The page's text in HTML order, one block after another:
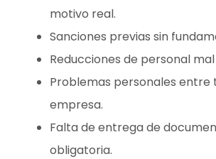
motivo real.
Sanciones previas sin
Reducciones de personal
Problemas personales entre
empresa.
Falta de entrega de
obligatoria.